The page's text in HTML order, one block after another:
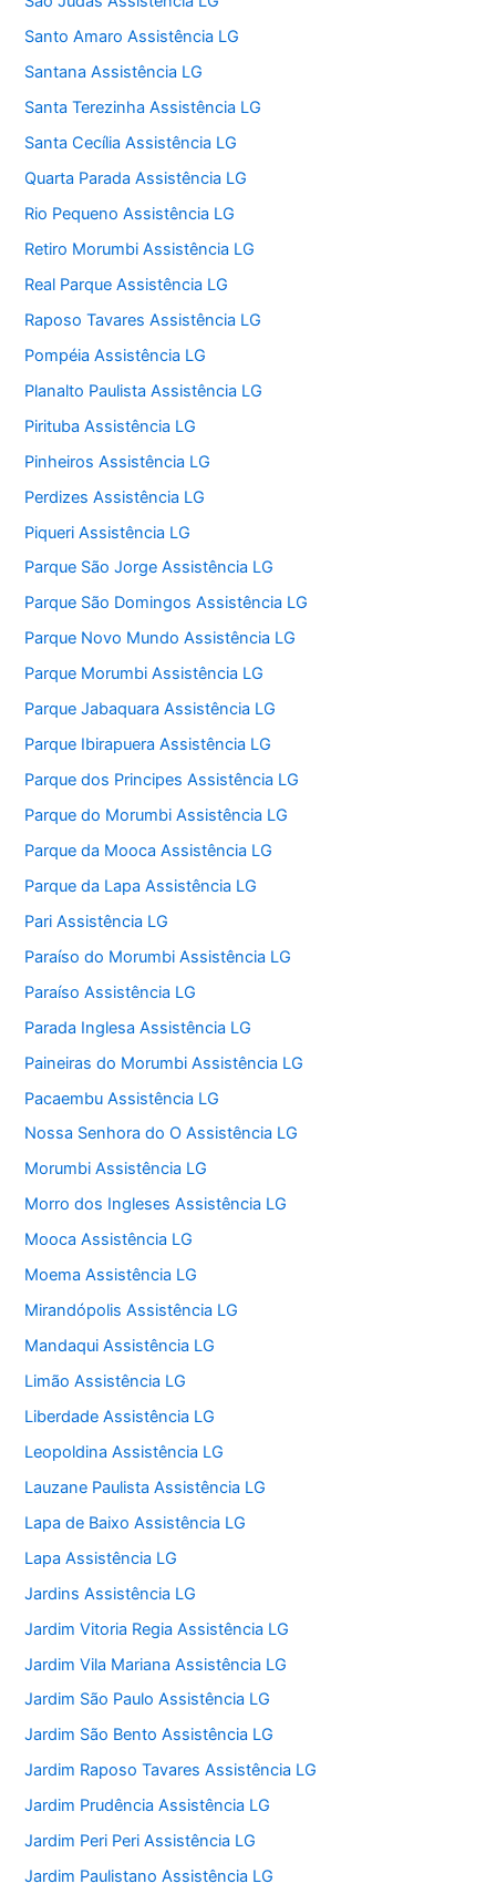
Santo Amaro Assistência LG
Santana Assistência LG
Santa Terezinha Assistência LG
Santa Cecília Assistência LG
Quarta Parada Assistência LG
Rio Pequeno Assistência LG
Retiro Morumbi Assistência LG
Real Parque Assistência LG
Raposo Tavares Assistência LG
Pompéia Assistência LG
Planalto Paulista Assistência LG
Pirituba Assistência LG
Pinheiros Assistência LG
Perdizes Assistência LG
Piqueri Assistência LG
Parque São Jorge Assistência LG
Parque São Domingos Assistência LG
Parque Novo Mundo Assistência LG
Parque Morumbi Assistência LG
Parque Jabaquara Assistência LG
Parque Ibirapuera Assistência LG
Parque dos Principes Assistência LG
Parque do Morumbi Assistência LG
Parque da Mooca Assistência LG
Parque da Lapa Assistência LG
Pari Assistência LG
Paraíso do Morumbi Assistência LG
Paraíso Assistência LG
Parada Inglesa Assistência LG
Paineiras do Morumbi Assistência LG
Pacaembu Assistência LG
Nossa Senhora do O Assistência LG
Morumbi Assistência LG
Morro dos Ingleses Assistência LG
Mooca Assistência LG
Moema Assistência LG
Mirandópolis Assistência LG
Mandaqui Assistência LG
Limão Assistência LG
Liberdade Assistência LG
Leopoldina Assistência LG
Lauzane Paulista Assistência LG
Lapa de Baixo Assistência LG
Lapa Assistência LG
Jardins Assistência LG
Jardim Vitoria Regia Assistência LG
Jardim Vila Mariana Assistência LG
Jardim São Paulo Assistência LG
Jardim São Bento Assistência LG
Jardim Raposo Tavares Assistência LG
Jardim Prudência Assistência LG
Jardim Peri Peri Assistência LG
Jardim Paulistano Assistência LG